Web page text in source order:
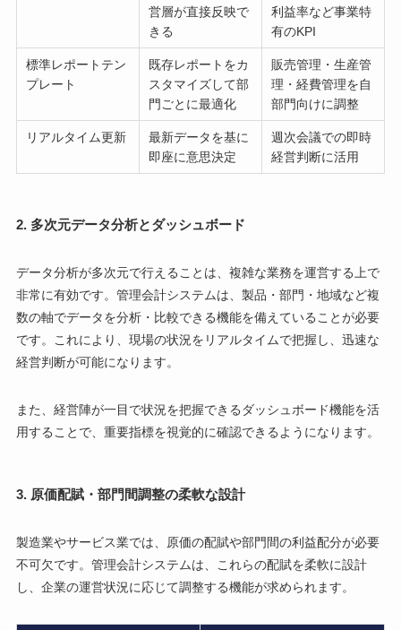
営層が直接反映で
きる
利益率など事業特
有のKPI
標準レポートテン
プレート
既存レポートをカ
スタマイズして部
門ごとに最適化
販売管理・生産管
理・経費管理を自
部門向けに調整
リアルタイム更新
最新データを基に
即座に意思決定
週次会議での即時
経営判断に活用
2. 多次元データ分析とダッシュボード
データ分析が多次元で行えることは、複雑な業務を運営する上で
非常に有効です。管理会計システムは、製品・部門・地域など複
数の軸でデータを分析・比較できる機能を備えていることが必要
です。これにより、現場の状況をリアルタイムで把握し、迅速な
経営判断が可能になります。
また、経営陣が一目で状況を把握できるダッシュボード機能を活
用することで、重要指標を視覚的に確認できるようになります。
3. 原価配賦・部門間調整の柔軟な設計
製造業やサービス業では、原価の配賦や部門間の利益配分が必要
不可欠です。管理会計システムは、これらの配賦を柔軟に設計
し、企業の運営状況に応じて調整する機能が求められます。